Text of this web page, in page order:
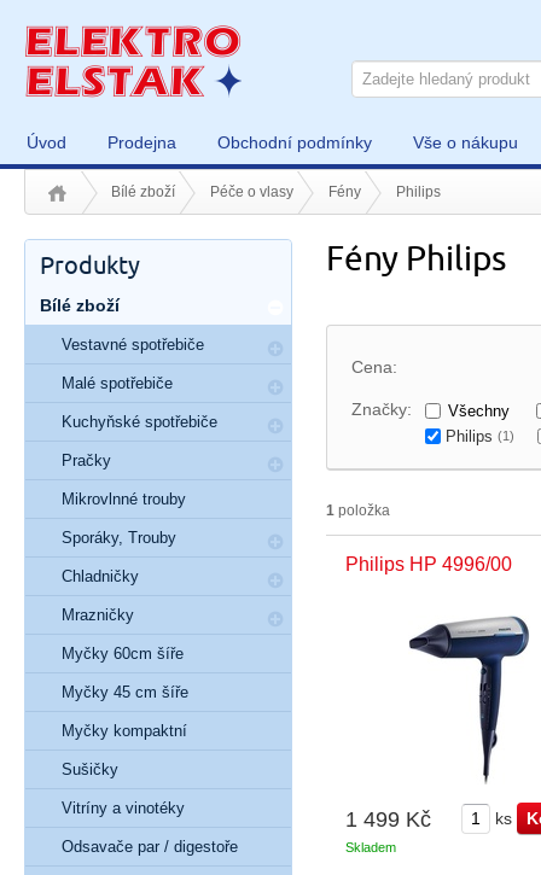
Úvod Prodejna Obchodní podmínky Vše o nákupu
Bílé zboží Péče o vlasy Fény Philips
Fény Philips
Cena:
Značky:
Všechny
Philips (1)
1 položka
Philips HP 4996/00
1 499 Kč ks
Skladem
Produkty
Bílé zboží
Vestavné spotřebiče
Malé spotřebiče
Kuchyňské spotřebiče
Pračky
Mikrovlnné trouby
Sporáky, Trouby
Chladničky
Mrazničky
Myčky 60cm šíře
Myčky 45 cm šíře
Myčky kompaktní
Sušičky
Vitríny a vinotéky
Odsavače par / digestoře